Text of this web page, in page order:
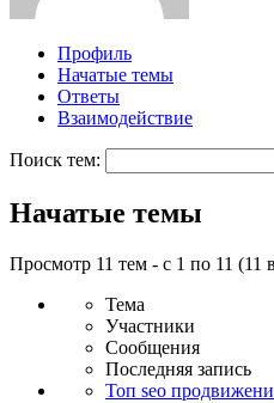
Профиль
Начатые темы
Ответы
Взаимодействие
Поиск тем:
Начатые темы
Просмотр 11 тем - с 1 по 11 (11
Тема
Участники
Сообщения
Последняя запись
Топ seo